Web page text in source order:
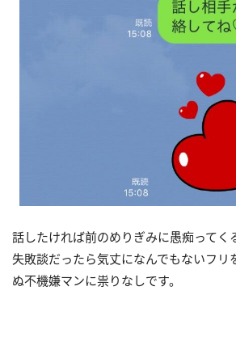
話したければ前のめりぎみに愚痴ってく
失敗談だったら気丈になんでもないフリ
ぬ不機嫌マンに祟りなしです。